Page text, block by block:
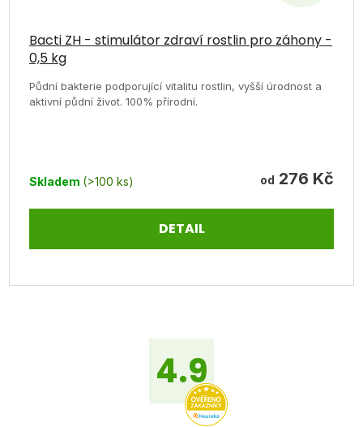
Bacti ZH - stimulátor zdraví rostlin pro záhony -
0,5 kg
Skladem (>100 ks) od 276 Kč
DETAIL
Půdní bakterie podporující vitalitu rostlin, vyšší úrodnost a
aktivní půdní život. 100% přírodní.
4.9